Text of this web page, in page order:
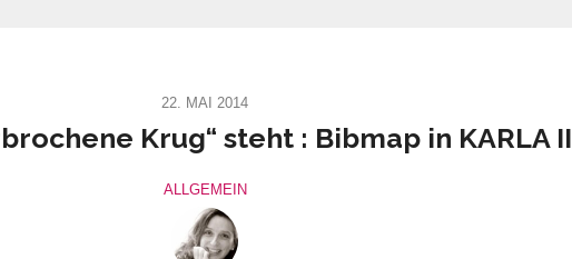
22. MAI 2014
Krug“ steht : Bibmap in KARLA II
ALLGEMEIN